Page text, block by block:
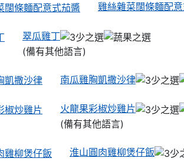
雞絲雜菜闊條麵配
翠瓜雞丁
(備有其他語言)
南瓜雞胸凱撒沙律
火龍果彩椒炒雞片
(備有其他語言)
淮山圓肉雞柳煲仔飯